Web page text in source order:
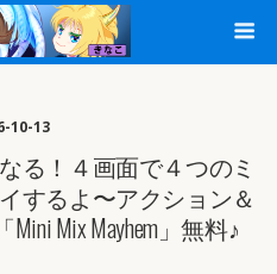
10-13
る！４画面で４つのミ
するよ〜アクション＆
Mix Mayhem」無料♪